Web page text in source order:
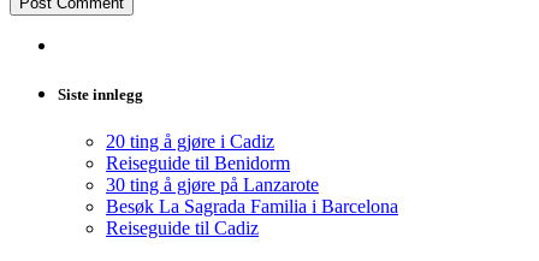
Siste innlegg
20 ting å gjøre i Cadiz
Reiseguide til Benidorm
30 ting å gjøre på Lanzarote
Besøk La Sagrada Familia i Barcelona
Reiseguide til Cadiz